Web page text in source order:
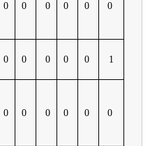
0 0 0 0 0 0
0 0 0 0 0 1
0 0 0 0 0 0